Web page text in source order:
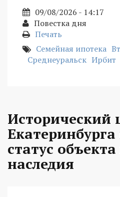
09/08/2026 - 14:17
Повестка дня
Печать
Семейная ипотека
Среднеуральск Ирбит
Исторический
статус
наследия